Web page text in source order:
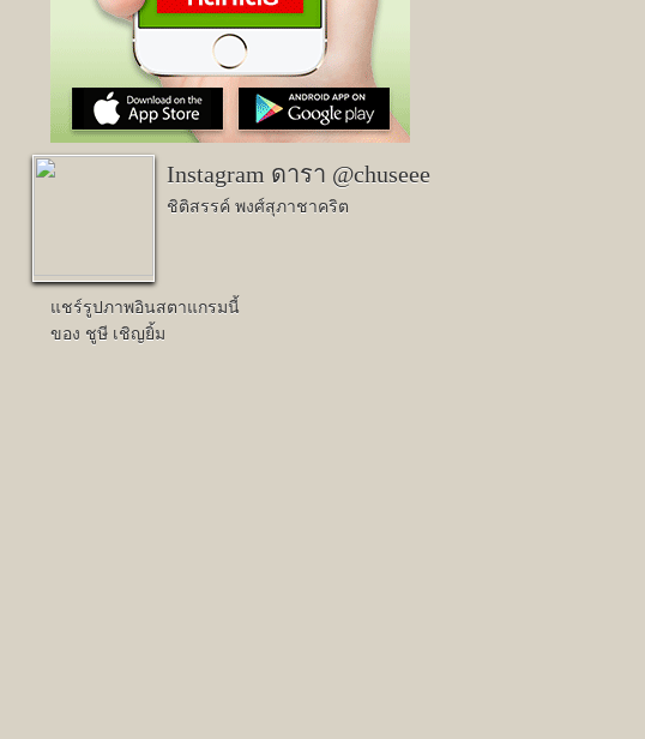
Instagram ดารา @chuseee
ชิติสรรค์ พงศ์สุภาชาคริต
แชร์รูปภาพอินสตาแกรมนี้
ของ ชูษี เชิญยิ้ม